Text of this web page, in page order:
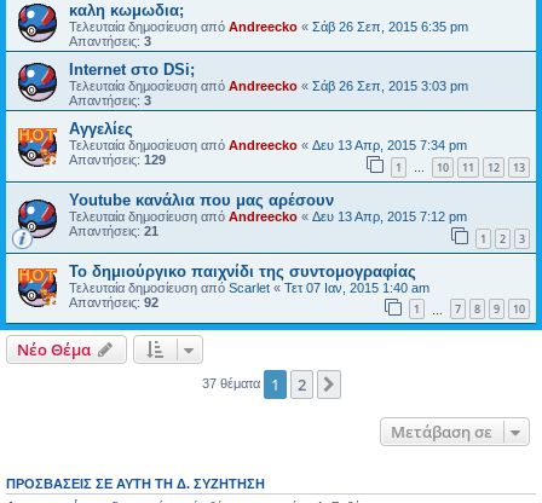
καλη κωμωδια;
Τελευταία δημοσίευση από Andreecko « Σάβ 26 Σεπ, 2015 6:35 pm
Απαντήσεις: 3
Internet στο DSi;
Τελευταία δημοσίευση από Andreecko « Σάβ 26 Σεπ, 2015 3:03 pm
Απαντήσεις: 3
Αγγελίες
Τελευταία δημοσίευση από Andreecko « Δευ 13 Απρ, 2015 7:34 pm
Απαντήσεις: 129 1 … 10 11 12 13
Youtube κανάλια που μας αρέσουν
Τελευταία δημοσίευση από Andreecko « Δευ 13 Απρ, 2015 7:12 pm
Απαντήσεις: 21 1 2 3
Το δημιούργικο παιχνίδι της συντομογραφίας
Τελευταία δημοσίευση από Scarlet « Τετ 07 Ιαν, 2015 1:40 am
Απαντήσεις: 92 1 7 8 9 10
Νέο Θέμα
37 θέματα 1 2
Μετάβαση σε
ΠΡΟΣΒΆΣΕΙΣ ΣΕ ΑΥΤΉ ΤΗ Δ. ΣΥΖΉΤΗΣΗ